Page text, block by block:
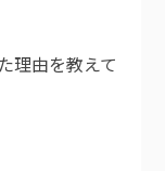
理由を教えて